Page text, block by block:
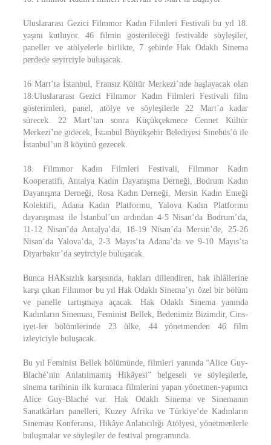
Uluslararası Gezici Filmmor Kadın Filmleri Festivali bu yıl 18.
yaşını kutluyor. 46 filmin gösterileceği festivalde söyleşiler,
paneller ve atölyelerle birlikte, 7 şehirde Hak Odaklı Sinema
perdede seyirciyle buluşacak.
16 Mart’ta İstanbul, Fransız Kültür Merkezi’nde başlayacak olan
18.Uluslararası Gezici Filmmor Kadın Filmleri Festivali film
gösterimleri, panel, atölye ve söyleşilerle 22 Mart’a kadar
sürecek. 22 Mart’tan sonra Küçükçekmece Cennet Kültür
Merkezi’ne gidecek, İstanbul Büyükşehir Belediyesi Sinebüs’ü ile
İstanbul’un 8 köyünü gezecek.
18. Filmmor Kadın Filmleri Festivali, Filmmor Kadın
Kooperatifi, Antalya Kadın Dayanışma Derneği, Bodrum Kadın
Dayanışma Derneği, Rosa Kadın Derneği, Mersin Kadın Emeği
Kolektifi, Adana Kadın Platformu, Yalova Kadın Platformu
dayanışması ile İstanbul’un ardından 4-5 Nisan’da Bodrum’da,
11-12 Nisan’da Antalya’da, 18-19 Nisan’da Mersin’de, 25-26
Nisan’da Yalova’da, 2-3 Mayıs’ta Adana’da ve 9-10 Mayıs’ta
Diyarbakır’da seyirciyle buluşacak.
Bunca HAKsızlık karşısında, hakları dillendiren, hak ihlâllerine
karşı çıkan Filmmor bu yıl Hak Odaklı Sinema’yı özel bir bölüm
ve panelle tartışmaya açacak. Hak Odaklı Sinema yanında
Kadınların Sineması, Feminist Bellek, Bedenimiz Bizimdir, Cins-
iyet-ler bölümlerinde 23 ülke, 44 yönetmenden 46 film
izleyiciyle buluşacak.
Bu yıl Feminist Bellek bölümünde, filmleri yanında “Alice Guy-
Blaché’nin Anlatılmamış Hikâyesi” belgeseli ve söyleşilerle,
sinema tarihinin ilk kurmaca filmlerini yapan yönetmen-yapımcı
Alice Guy-Blaché var. Hak Odaklı Sinema ve Sinemanın
Sanatkârları panelleri, Kuzey Afrika ve Türkiye’de Kadınların
Sineması Konferansı, Hikâye Anlatıcılığı Atölyesi, yönetmenlerle
buluşmalar ve söyleşiler de festival programında.